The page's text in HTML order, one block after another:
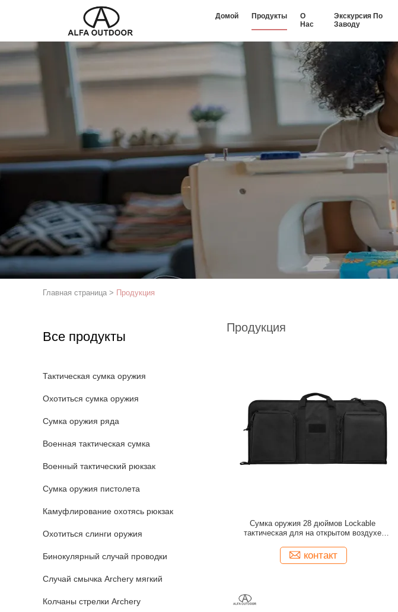
Домой Продукты
О
Нас
Экскурсия По
Заводу
Главная страница > Продукция
Все продукты
Тактическая сумка оружия
Охотиться сумка оружия
Сумка оружия ряда
Военная тактическая сумка
Военный тактический рюкзак
Сумка оружия пистолета
Камуфлирование охотясь рюкзак
Охотиться слинги оружия
Бинокулярный случай проводки
Случай смычка Archery мягкий
Колчаны стрелки Archery
Продукция
Сумка оружия 28 дюймов Lockable
тактическая для на открытом воздухе
контакт